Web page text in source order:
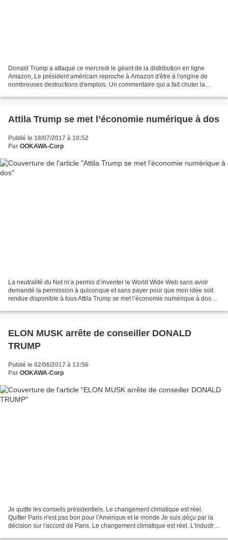
Donald Trump a attaqué ce mercredi le géant de la distribution en ligne
Amazon, Le président américain reproche à Amazon d'être à l'origine de
nombreuses destructions d'emplois. Un commentaire qui a fait chuter la
Attila Trump se met l’économie numérique à dos
Publié le 18/07/2017 à 10:52
Par OOKAWA-Corp
La neutralité du Net m’a permis d’inventer le World Wide Web sans avoir
demandé la permission à quiconque et sans payer pour que mon idée soit
rendue disponible à tous Attila Trump se met l’économie numérique à dos
ELON MUSK arrête de conseiller DONALD
TRUMP
Publié le 02/06/2017 à 13:56
Par OOKAWA-Corp
Je quitte les conseils présidentiels. Le changement climatique est réel.
Quitter Paris n'est pas bon pour l'Amérique et le monde Je suis déçu par la
décision sur l'accord de Paris. Le changement climatique est réel. L'industrie